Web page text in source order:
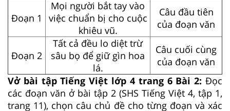
Đoạn 1
Mọi người bắt tay vào
việc chuẩn bị cho cuộc
khiêu vũ.
Câu đầu tiên
của đoạn văn
Đoạn 2
Tất cả đều lo diệt trừ
sâu bọ để giữ gìn hoa
lá.
Câu cuối cùng
của đoạn văn
Vở bài tập Tiếng Việt lớp 4 trang 6 Bài 2: Đọc
các đoạn văn ở bài tập 2 (SHS Tiếng Việt 4, tập 1,
trang 11), chọn câu chủ đề cho từng đoạn và xác